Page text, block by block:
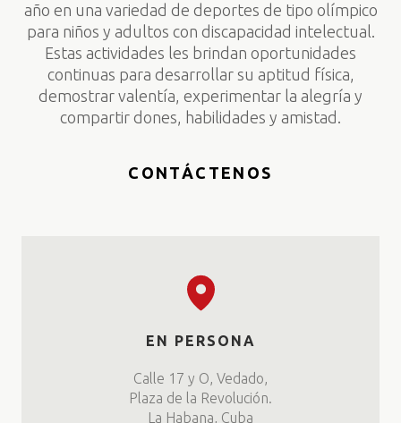
año en una variedad de deportes de tipo olímpico
para niños y adultos con discapacidad intelectual.
Estas actividades les brindan oportunidades
continuas para desarrollar su aptitud física,
demostrar valentía, experimentar la alegría y
compartir dones, habilidades y amistad.
CONTÁCTENOS
EN PERSONA
Calle 17 y O, Vedado,
Plaza de la Revolución.
La Habana, Cuba